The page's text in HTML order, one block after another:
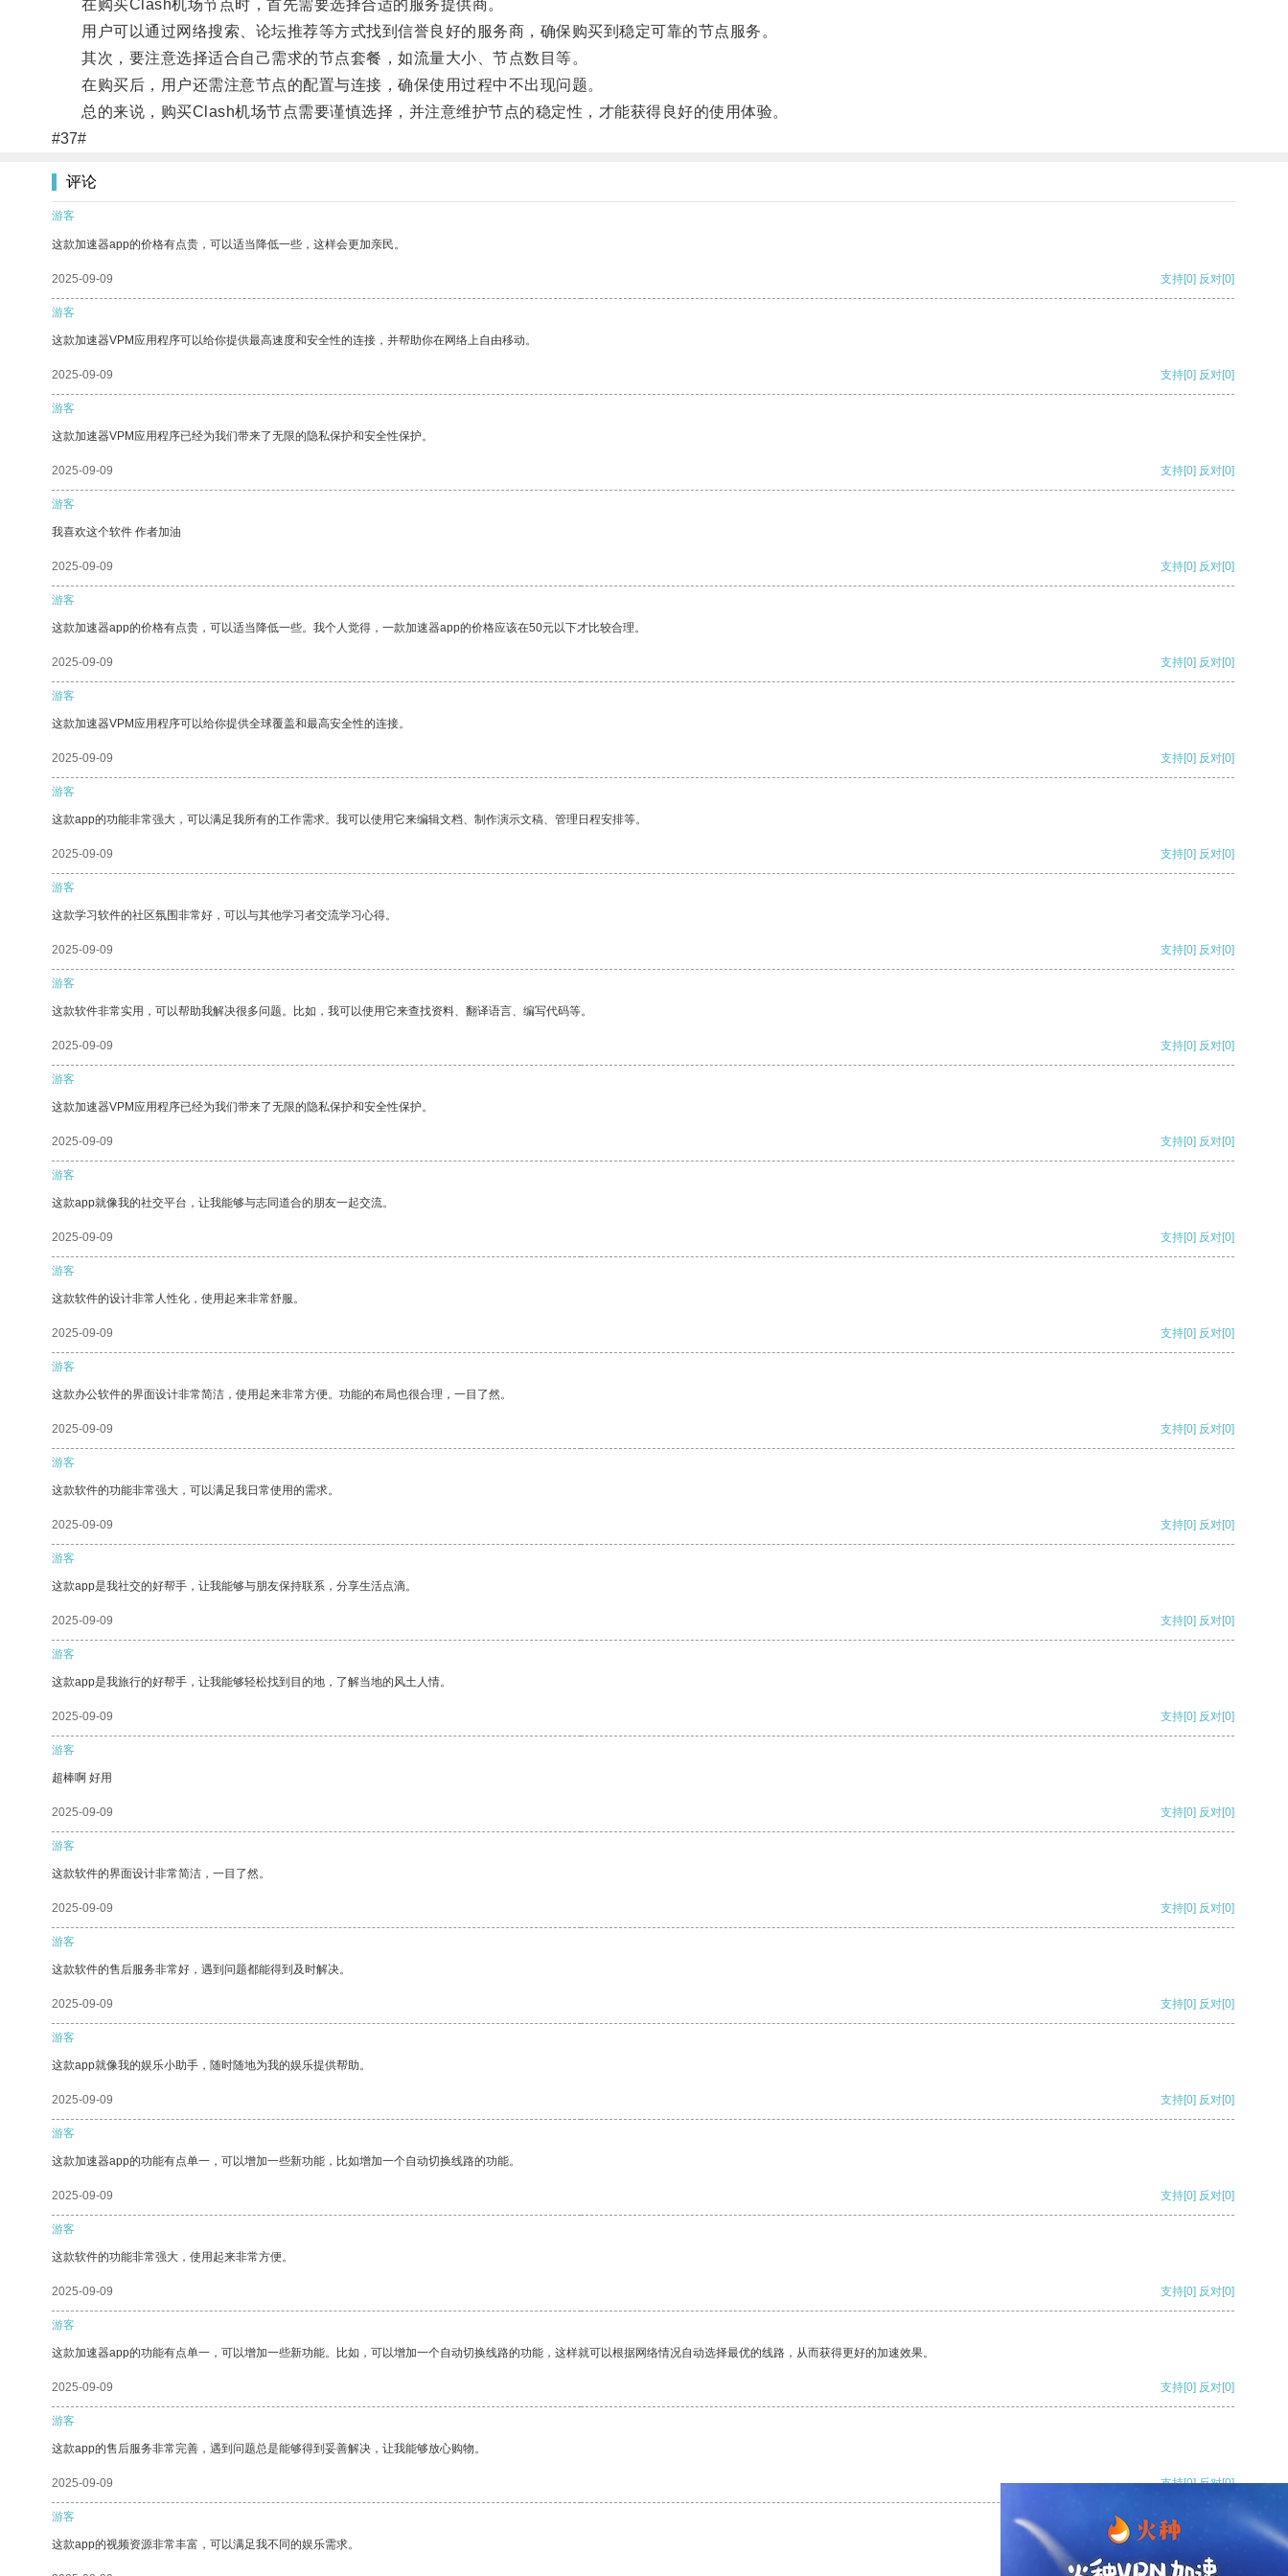
在购买Clash机场节点时，首先需要选择合适的服务提供商。
用户可以通过网络搜索、论坛推荐等方式找到信誉良好的服务商，确保购买到稳定可靠的节点服务。
其次，要注意选择适合自己需求的节点套餐，如流量大小、节点数目等。
在购买后，用户还需注意节点的配置与连接，确保使用过程中不出现问题。
总的来说，购买Clash机场节点需要谨慎选择，并注意维护节点的稳定性，才能获得良好的使用体验。
#37#
评论
游客
这款加速器app的价格有点贵，可以适当降低一些，这样会更加亲民。
2025-09-09 支持[0] 反对[0]
游客
这款加速器VPM应用程序可以给你提供最高速度和安全性的连接，并帮助你在网络上自由移动。
2025-09-09 支持[0] 反对[0]
游客
这款加速器VPM应用程序已经为我们带来了无限的隐私保护和安全性保护。
2025-09-09 支持[0] 反对[0]
游客
我喜欢这个软件 作者加油
2025-09-09 支持[0] 反对[0]
游客
这款加速器app的价格有点贵，可以适当降低一些。我个人觉得，一款加速器app的价格应该在50元以下才比较合理。
2025-09-09 支持[0] 反对[0]
游客
这款加速器VPM应用程序可以给你提供全球覆盖和最高安全性的连接。
2025-09-09 支持[0] 反对[0]
游客
这款app的功能非常强大，可以满足我所有的工作需求。我可以使用它来编辑文档、制作演示文稿、管理日程安排等。
2025-09-09 支持[0] 反对[0]
游客
这款学习软件的社区氛围非常好，可以与其他学习者交流学习心得。
2025-09-09 支持[0] 反对[0]
游客
这款软件非常实用，可以帮助我解决很多问题。比如，我可以使用它来查找资料、翻译语言、编写代码等。
2025-09-09 支持[0] 反对[0]
游客
这款加速器VPM应用程序已经为我们带来了无限的隐私保护和安全性保护。
2025-09-09 支持[0] 反对[0]
游客
这款app就像我的社交平台，让我能够与志同道合的朋友一起交流。
2025-09-09 支持[0] 反对[0]
游客
这款软件的设计非常人性化，使用起来非常舒服。
2025-09-09 支持[0] 反对[0]
游客
这款办公软件的界面设计非常简洁，使用起来非常方便。功能的布局也很合理，一目了然。
2025-09-09 支持[0] 反对[0]
游客
这款软件的功能非常强大，可以满足我日常使用的需求。
2025-09-09 支持[0] 反对[0]
游客
这款app是我社交的好帮手，让我能够与朋友保持联系，分享生活点滴。
2025-09-09 支持[0] 反对[0]
游客
这款app是我旅行的好帮手，让我能够轻松找到目的地，了解当地的风土人情。
2025-09-09 支持[0] 反对[0]
游客
超棒啊 好用
2025-09-09 支持[0] 反对[0]
游客
这款软件的界面设计非常简洁，一目了然。
2025-09-09 支持[0] 反对[0]
游客
这款软件的售后服务非常好，遇到问题都能得到及时解决。
2025-09-09 支持[0] 反对[0]
游客
这款app就像我的娱乐小助手，随时随地为我的娱乐提供帮助。
2025-09-09 支持[0] 反对[0]
游客
这款加速器app的功能有点单一，可以增加一些新功能，比如增加一个自动切换线路的功能。
2025-09-09 支持[0] 反对[0]
游客
这款软件的功能非常强大，使用起来非常方便。
2025-09-09 支持[0] 反对[0]
游客
这款加速器app的功能有点单一，可以增加一些新功能。比如，可以增加一个自动切换线路的功能，这样就可以根据网络情况自动选择最优的线路，从而获得更好的加速效果。
2025-09-09 支持[0] 反对[0]
游客
这款app的售后服务非常完善，遇到问题总是能够得到妥善解决，让我能够放心购物。
2025-09-09 支持[0] 反对[0]
游客
这款app的视频资源非常丰富，可以满足我不同的娱乐需求。